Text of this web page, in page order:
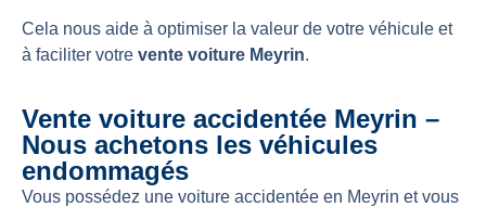
Cela nous aide à optimiser la valeur de votre véhicule et
à faciliter votre vente voiture Meyrin.
Vente voiture accidentée Meyrin –
Nous achetons les véhicules
endommagés
Vous possédez une voiture accidentée en Meyrin et vous